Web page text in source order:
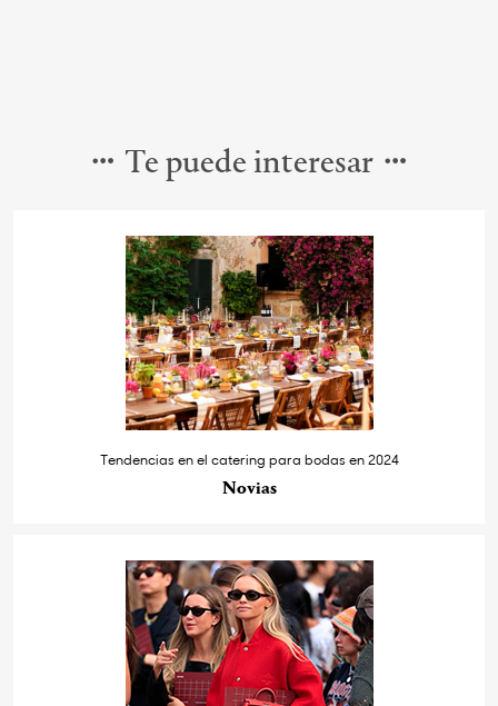
Te puede interesar
Tendencias en el catering para bodas en 2024
Novias